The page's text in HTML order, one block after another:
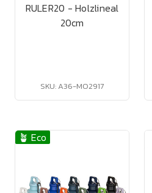
RULER20 - Holzlineal
20cm
SKU: A36-MO2917
🪴 Eco